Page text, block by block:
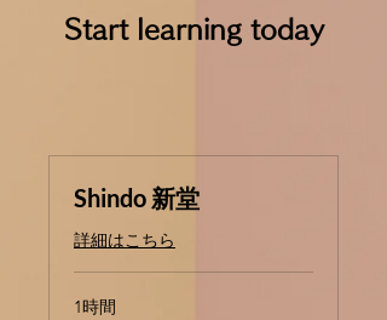
Start learning today
Shindo 新堂
詳細はこちら
1時間